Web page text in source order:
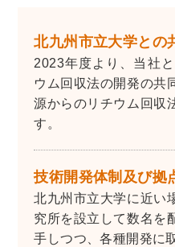
北九州市立大学との
2023年度より、当社
ウム回収法の開発の共
源からのリチウム回収
す。
技術開発体制及び拠
北九州市立大学に近い
究所を設立して数名を
手しつつ、各種開発に